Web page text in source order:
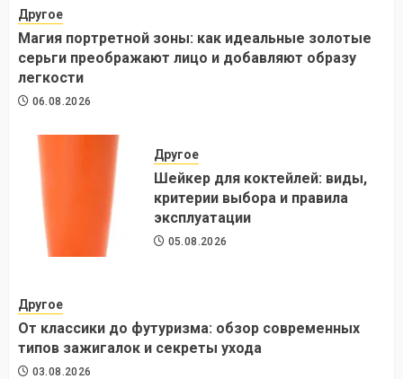
Другое
Магия портретной зоны: как идеальные золотые
серьги преображают лицо и добавляют образу
легкости
06.08.2026
Другое
Шейкер для коктейлей: виды,
критерии выбора и правила
эксплуатации
05.08.2026
Другое
От классики до футуризма: обзор современных
типов зажигалок и секреты ухода
03.08.2026